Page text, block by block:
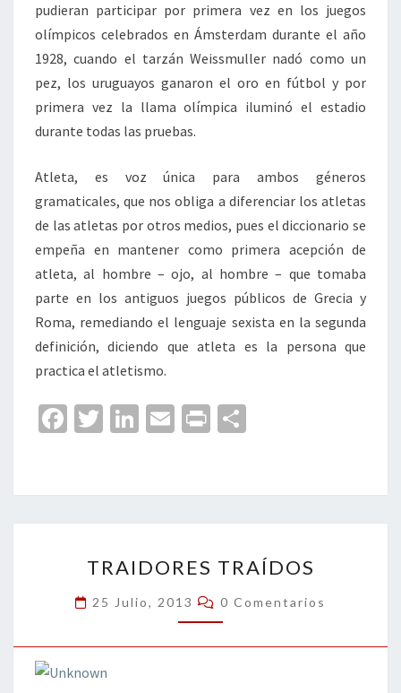
pudieran participar por primera vez en los juegos
olímpicos celebrados en Ámsterdam durante el año
1928, cuando el tarzán Weissmuller nadó como un
pez, los uruguayos ganaron el oro en fútbol y por
primera vez la llama olímpica iluminó el estadio
durante todas las pruebas.
Atleta, es voz única para ambos géneros
gramaticales, que nos obliga a diferenciar los atletas
de las atletas por otros medios, pues el diccionario se
empeña en mantener como primera acepción de
atleta, al hombre – ojo, al hombre – que tomaba
parte en los antiguos juegos públicos de Grecia y
Roma, remediando el lenguaje sexista en la segunda
definición, diciendo que atleta es la persona que
practica el atletismo.
Fa
o
o
T
er
Li
dI
n
E
l
Pr
p
ar
tir
TRAÍDOS
TRAIDORES TRAÍDOS
25 Julio, 2013 Comentarios
0 Comentarios